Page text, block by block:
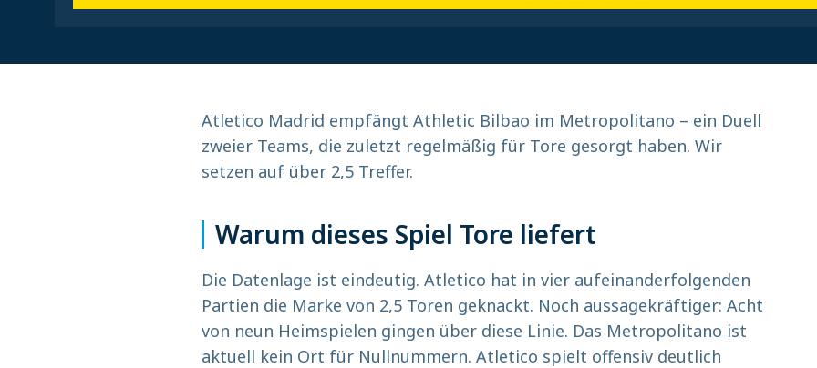
Atletico Madrid empfängt Athletic Bilbao im Metropolitano – ein Duell
zweier Teams, die zuletzt regelmäßig für Tore gesorgt haben. Wir
setzen auf über 2,5 Treffer.
Warum dieses Spiel Tore liefert
Die Datenlage ist eindeutig. Atletico hat in vier aufeinanderfolgenden
Partien die Marke von 2,5 Toren geknackt. Noch aussagekräftiger: Acht
von neun Heimspielen gingen über diese Linie. Das Metropolitano ist
aktuell kein Ort für Nullnummern. Atletico spielt offensiv deutlich